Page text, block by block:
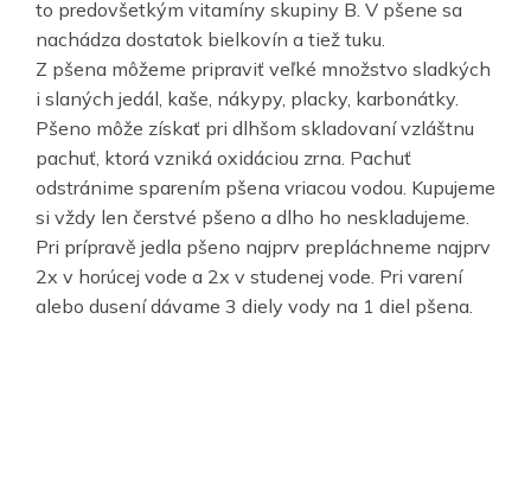
to predovšetkým vitamíny skupiny B. V pšene sa
nachádza dostatok bielkovín a tiež tuku.
Z pšena môžeme pripraviť veľké množstvo sladkých
i slaných jedál, kaše, nákypy, placky, karbonátky.
Pšeno môže získať pri dlhšom skladovaní vzláštnu
pachuť, ktorá vzniká oxidáciou zrna. Pachuť
odstránime sparením pšena vriacou vodou. Kupujeme
si vždy len čerstvé pšeno a dlho ho neskladujeme.
Pri prípravě jedla pšeno najprv prepláchneme najprv
2x v horúcej vode a 2x v studenej vode. Pri varení
alebo dusení dávame 3 diely vody na 1 diel pšena.